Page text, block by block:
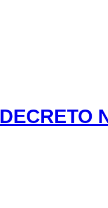
DECRETO